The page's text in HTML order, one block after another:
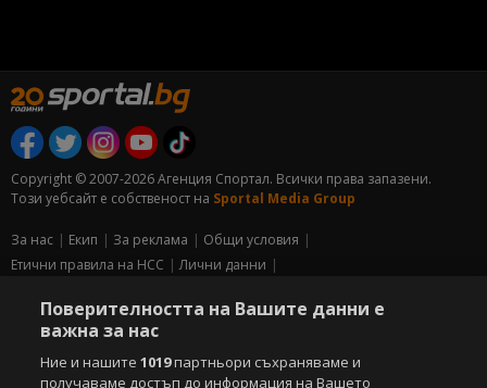
Copyright © 2007-2026 Агенция Спортал. Всички права запазени.
Този уебсайт е собственост на Sportal Media Group
За нас Екип За рекламa
Общи условия
Етични правила на НСС
Лични данни
Съдържанието на този уеб сайт и технологиите, използвани в него, са
Всички статии, репортажи, интервюта и други текстови, графични и
Поверителността на Вашите данни е
важна за нас
Ние и нашите1019партньори съхраняваме и
получаваме достъп до информация на Вашето